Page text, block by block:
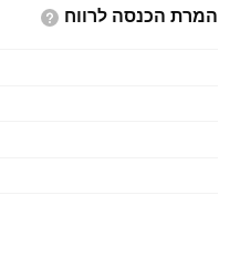
המרת הכנסה לרווח